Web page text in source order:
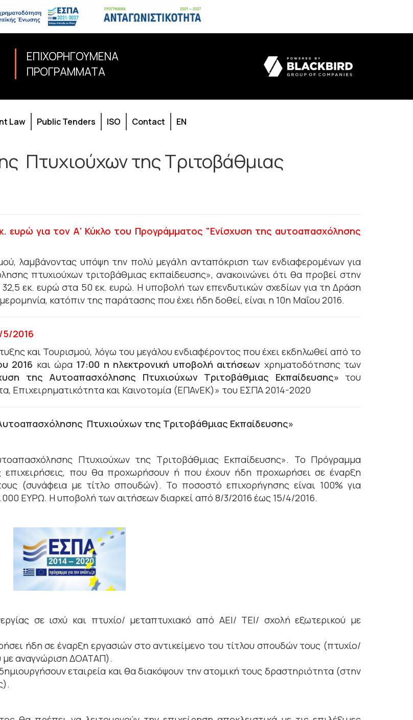
ΕΠΙΧΟΡΗΓΟΥΜΕΝΑ
ΠΡΟΓΡΑΜΜΑΤΑ
Law Public Tenders ISO Contact EN
Πτυχιούχων της Τριτοβάθμιας
ευρώ για τον Α' Κύκλο του Προγράμματος "Ενίσχυση της αυτοαπασχόλησης
λαμβάνοντας υπόψη την πολύ μεγάλη ανταπόκριση των ενδιαφερομένων για
πτυχιούχων τριτοβάθμιας εκπαίδευσης», ανακοινώνει ότι θα προβεί στην
εκ. ευρώ στα 50 εκ. ευρώ. Η υποβολή των επενδυτικών σχεδίων για τη Δράση
κατόπιν της παράτασης που έχει ήδη δοθεί, είναι η 10η Μαΐου 2016.
5/2016
και Τουρισμού, λόγω του μεγάλου ενδιαφέροντος που έχει εκδηλωθεί από το
2016 και ώρα 17:00 η ηλεκτρονική υποβολή αιτήσεων χρηματοδότησης των
της Αυτοαπασχόλησης Πτυχιούχων Τριτοβάθμιας Εκπαίδευσης» του
Επιχειρηματικότητα και Καινοτομία (ΕΠΑνΕΚ)» του ΕΣΠΑ 2014-2020
Πτυχιούχων της Τριτοβάθμιας Εκπαίδευσης»
Πτυχιούχων της Τριτοβάθμιας Εκπαίδευσης». Το Πρόγραμμα
επιχειρήσεις, που θα προχωρήσουν ή που έχουν ήδη προχωρήσει σε έναρξη
(συνάφεια με τίτλο σπουδών). Το ποσοστό επιχορήγησης είναι 100% για
ΕΥΡΩ. Η υποβολή των αιτήσεων διαρκεί από 8/3/2016 έως 15/4/2016.
σε ισχύ και πτυχίο/ μεταπτυχιακό από ΑΕΙ/ ΤΕΙ/ σχολή εξωτερικού με
ήδη σε έναρξη εργασιών στο αντικείμενο του τίτλου σπουδών τους (πτυχίο/
με αναγνώριση ΔΟΑΤΑΠ).
εταιρεία και θα διακόψουν την ατομική τους δραστηριότητα (στην